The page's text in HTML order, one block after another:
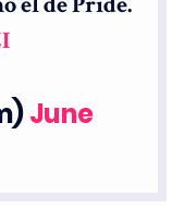
el de Pride.
June